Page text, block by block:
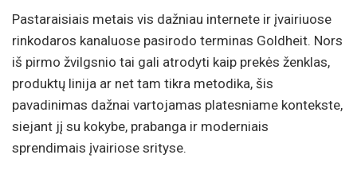
Pastaraisiais metais vis dažniau internete ir įvairiuose
rinkodaros kanaluose pasirodo terminas Goldheit. Nors
iš pirmo žvilgsnio tai gali atrodyti kaip prekės ženklas,
produktų linija ar net tam tikra metodika, šis
pavadinimas dažnai vartojamas platesniame kontekste,
siejant jį su kokybe, prabanga ir moderniais
sprendimais įvairiose srityse.